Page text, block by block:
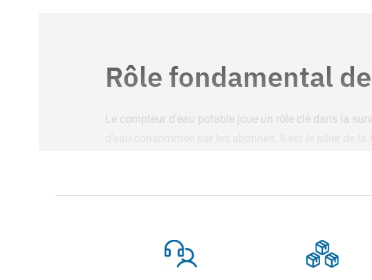
Rôle fondamental
Le compteur d'eau potable joue un rôle clé dans la
d'eau consommée par les abonnés. Il est le pilier de
Compteurs
Dans le réseau de distribution d'eau, on distingue
d'eau d'un bâtiment ou d'un ensemble de bâtiments,